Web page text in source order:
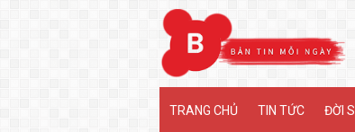
MENU
TRANG CHỦ TIN TỨC ĐỜI